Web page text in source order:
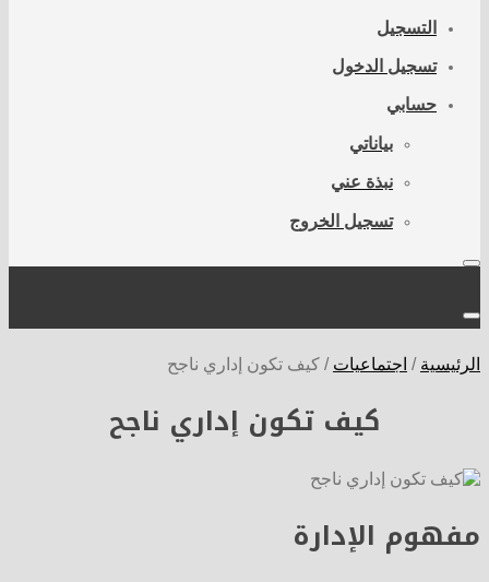
التسجيل
تسجيل الدخول
حسابي
بياناتي
نبذة عني
تسجيل الخروج
الرئيسية / اجتماعيات / كيف تكون إداري ناجح
كيف تكون إداري ناجح
مفهوم الإدارة